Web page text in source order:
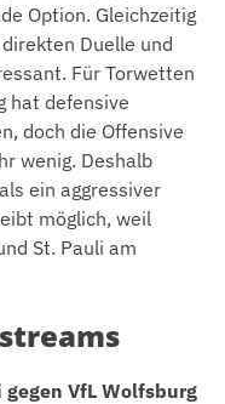
Option. Gleichzeitig
Duelle und
Für Torwetten
hat defensive
doch die Offensive
wenig. Deshalb
ein aggressiver
möglich, weil
St. Pauli am
gegen VfL Wolfsburg